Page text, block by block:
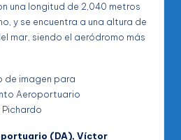
una longitud de 2,040 metros
y se encuentra a una altura de
mar, siendo el aeródromo más
(DA), Víctor